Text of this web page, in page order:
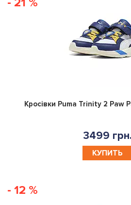
Кросівки Puma Trinity 2 Paw
3499
КУПИТЬ
- 12 %